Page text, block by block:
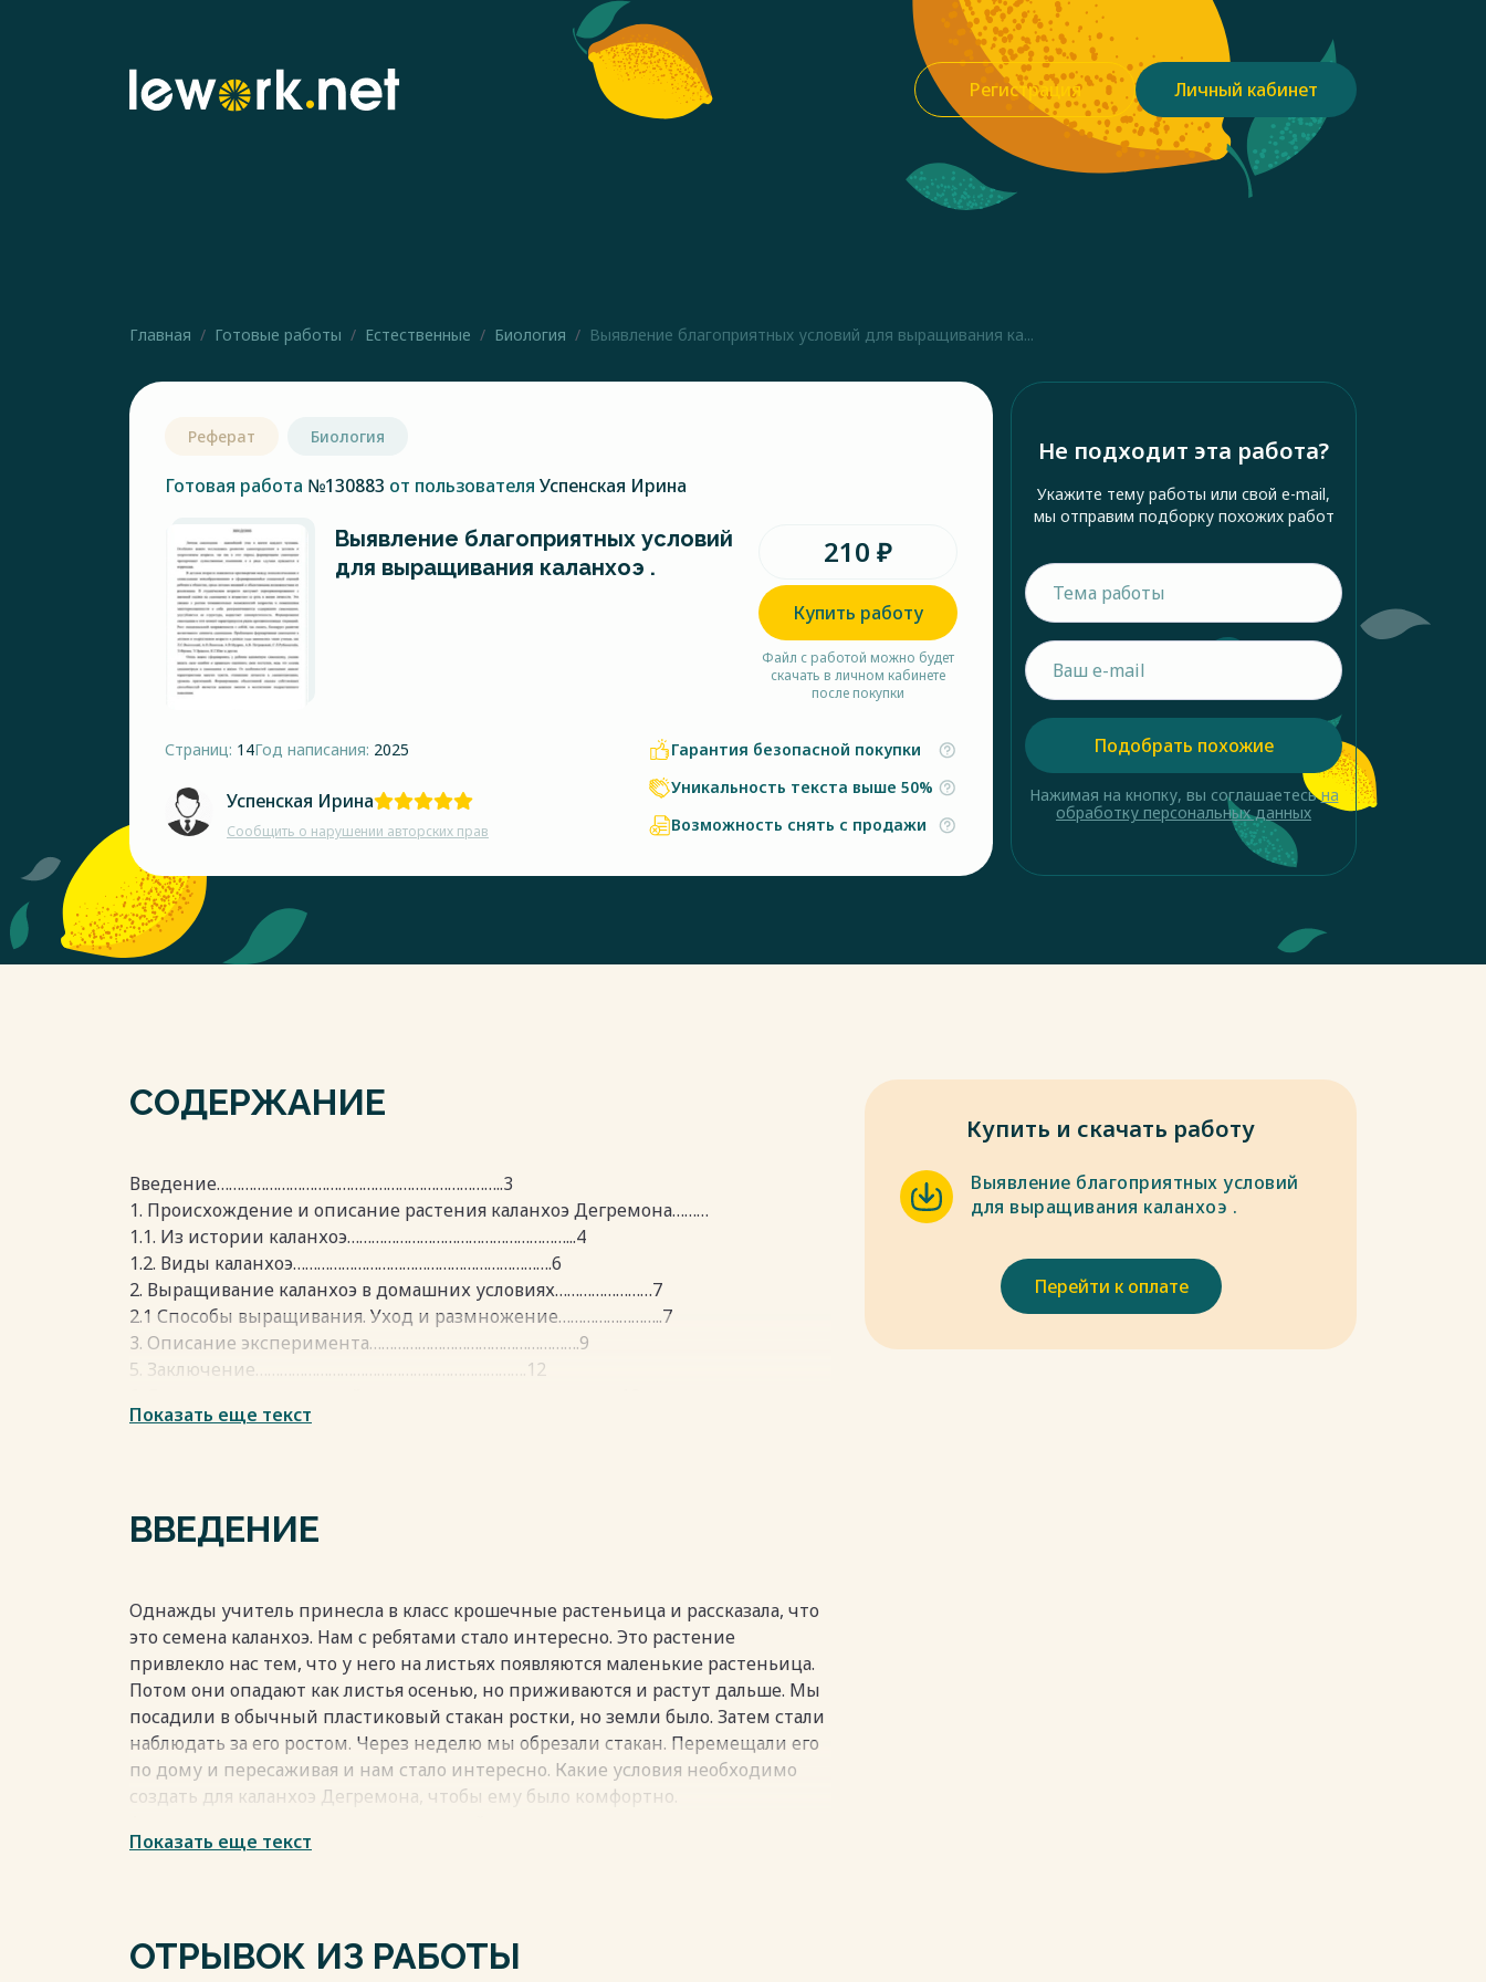
Регистрация Личный кабинет
Главная Готовые работы Естественные Биология Выявление благоприятных условий для выращивания ка...
Реферат Биология
Готовая работа №130883 от пользователя Успенская Ирина
Выявление благоприятных условий
для выращивания каланхоэ .
210 ₽
Купить работу
Файл с работой можно будет
скачать в личном кабинете
после покупки
Страниц: 14Год написания: 2025
Успенская Ирина
Сообщить о нарушении авторских прав
Гарантия безопасной покупки
Уникальность текста выше 50%
Возможность снять с продажи
Не подходит эта работа?
Укажите тему работы или свой e-mail,
мы отправим подборку похожих работ
Подобрать похожие
Нажимая на кнопку, вы соглашаетесьна
обработку персональных данных
СОДЕРЖАНИЕ
Введение……………………………………………………………..3
1. Происхождение и описание растения каланхоэ Дегремона………
1.1. Из истории каланхоэ………………………………………………...4
1.2. Виды каланхоэ……………………………………………………….6
2. Выращивание каланхоэ в домашних условиях……………………7
2.1 Способы выращивания. Уход и размножение……………………..7
3. Описание эксперимента…………………………………………….9
5. Заключение………………………………………………………….12
7. Приложения…………………………………………………………14
Показать еще текст
ВВЕДЕНИЕ
Однажды учитель принесла в класс крошечные растеньица и рассказала, что
это семена каланхоэ. Нам с ребятами стало интересно. Это растение
привлекло нас тем, что у него на листьях появляются маленькие растеньица.
Потом они опадают как листья осенью, но приживаются и растут дальше. Мы
посадили в обычный пластиковый стакан ростки, но земли было. Затем стали
наблюдать за его ростом. Через неделю мы обрезали стакан. Перемещали его
по дому и пересаживая и нам стало интересно. Какие условия необходимо
создать для каланхоэ Дегремона, чтобы ему было комфортно.
бы жить человек без растений. Комнатные растения можно встретить в
роста, развития и определенных условий. Главным из этих условий являются
Показать еще текст
ОТРЫВОК ИЗ РАБОТЫ
Купить и скачать работу
Выявление благоприятных условий
для выращивания каланхоэ .
Перейти к оплате